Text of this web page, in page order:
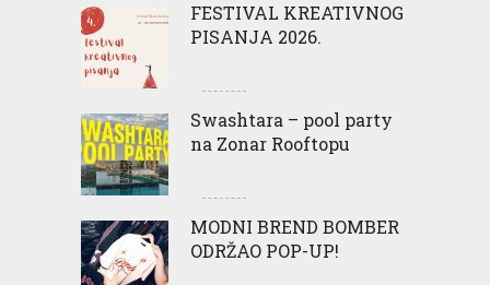
FESTIVAL KREATIVNOG
PISANJA 2026.
Swashtara – pool party
na Zonar Rooftopu
MODNI BREND BOMBER
ODRŽAO POP-UP!